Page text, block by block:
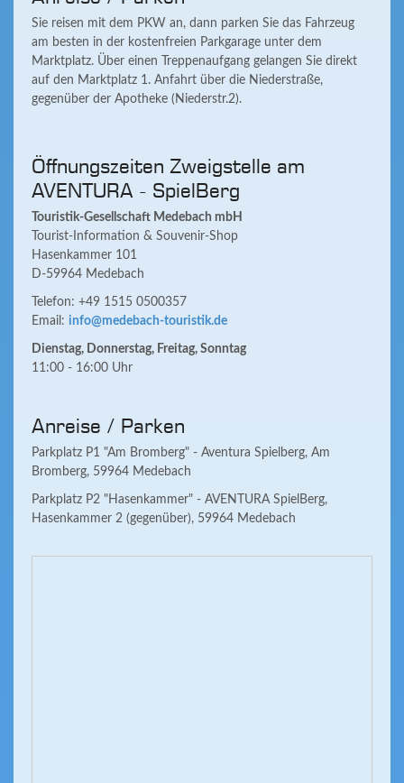
Sie reisen mit dem PKW an, dann parken Sie das Fahrzeug
am besten in der kostenfreien Parkgarage unter dem
Marktplatz. Über einen Treppenaufgang gelangen Sie direkt
auf den Marktplatz 1. Anfahrt über die Niederstraße,
gegenüber der Apotheke (Niederstr.2).
Öffnungszeiten Zweigstelle am
AVENTURA - SpielBerg
Touristik-Gesellschaft Medebach mbH
Tourist-Information & Souvenir-Shop
Hasenkammer 101
D-59964 Medebach
Telefon: +49 1515 0500357
Email: info@medebach-touristik.de
Dienstag, Donnerstag, Freitag, Sonntag
11:00 - 16:00 Uhr
Anreise / Parken
Parkplatz P1 "Am Bromberg" - Aventura Spielberg, Am
Bromberg, 59964 Medebach
Parkplatz P2 "Hasenkammer" - AVENTURA SpielBerg,
Hasenkammer 2 (gegenüber), 59964 Medebach